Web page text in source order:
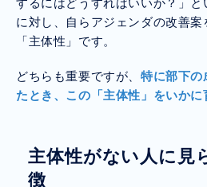
するにはどうすればいいか？」
に対し、自らアジェンダの改善
「主体性」です。
どちらも重要ですが、 特に部下の
たとき、この「主体性」をいかに
主体性がない人に見
徴